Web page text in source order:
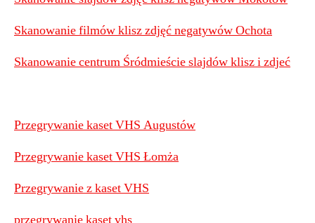
Skanowanie filmów klisz zdjęć negatywów Ochota
Skanowanie centrum Śródmieście slajdów klisz i zdjeć
Przegrywanie kaset VHS Augustów
Przegrywanie kaset VHS Łomża
Przegrywanie z kaset VHS